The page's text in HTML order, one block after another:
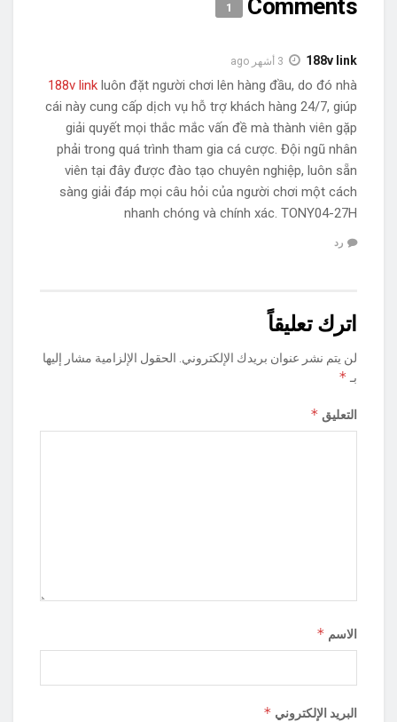
Comments
1
188v link 3 أشهر ago
188v link luôn đặt người chơi lên hàng đầu, do đó nhà
cái này cung cấp dịch vụ hỗ trợ khách hàng 24/7, giúp
giải quyết mọi thắc mắc vấn đề mà thành viên gặp
phải trong quá trình tham gia cá cược. Đội ngũ nhân
viên tại đây được đào tạo chuyên nghiệp, luôn sẵn
sàng giải đáp mọi câu hỏi của người chơi một cách
nhanh chóng và chính xác. TONY04-27H
رد
اترك تعليقاً
لن يتم نشر عنوان بريدك الإلكتروني. الحقول الإلزامية مشار إليها
بـ *
التعليق *
الاسم *
البريد الإلكتروني *